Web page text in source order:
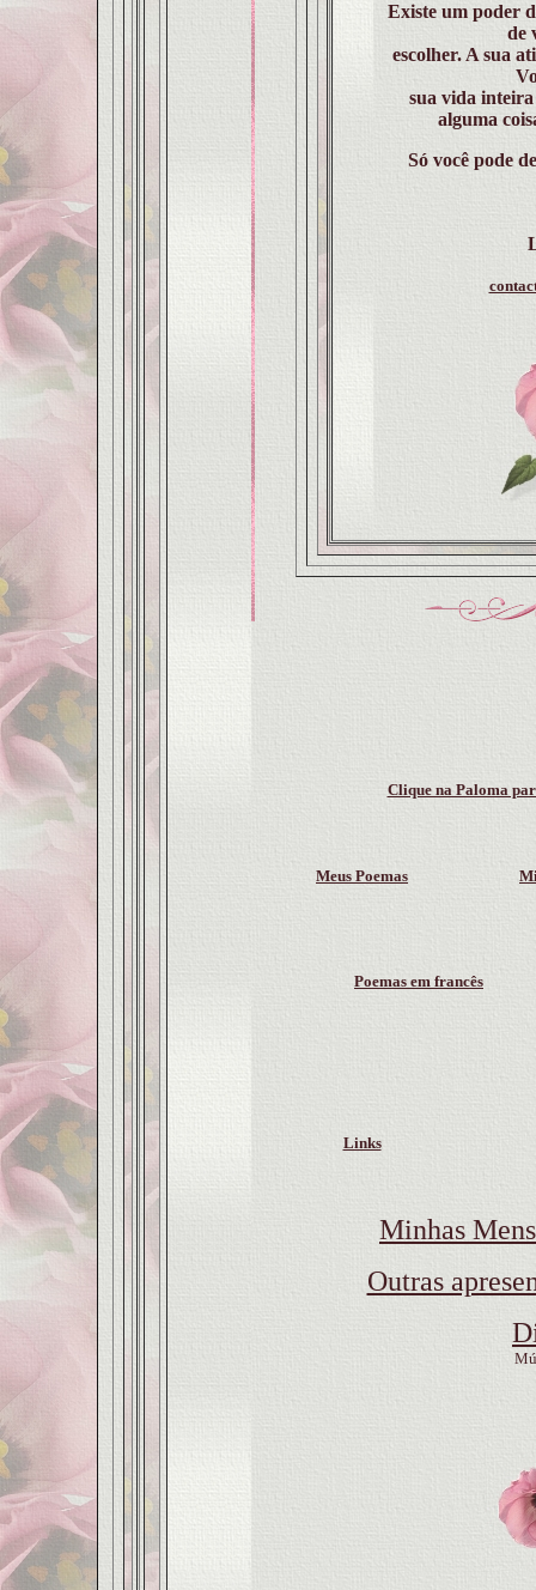
Existe um poder
de
escolher. A sua
sua vida
alguma
Só você pode
Clique na Paloma
Meus Poemas
Poemas em francês
Links
Minhas
Outras